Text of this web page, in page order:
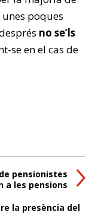
poques
no se’ls
se en el cas de
pensionistes
a les pensions
la presència del